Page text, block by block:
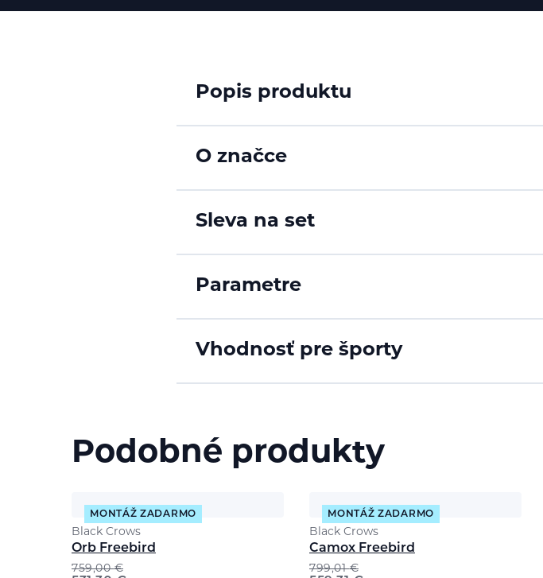
Popis produktu
O značce
Sleva na set
Parametre
Vhodnosť pre športy
Podobné produkty
MONTÁŽ ZADARMO
Black Crows
Orb Freebird
759,00€
MONTÁŽ ZADARMO
Black Crows
Camox Freebird
799,01€